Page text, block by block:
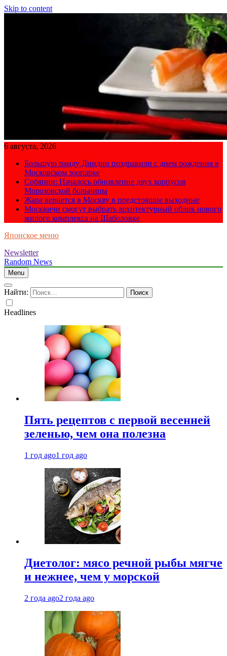
Skip to content
6 августа, 2026
Большую панду Диндин поздравили с днем рождения в
Московском зоопарке
Собянин: Началось обновление двух корпусов
Морозовской больницы
Жара вернется в Москву в предстоящие выходные
Москвичи смогут выбрать архитектурный облик нового
жилого комплекса на Шаболовке
Японское меню
Newsletter
Random News
Menu
Найти:
Headlines
Пять рецептов с первой весенней
зеленью, чем она полезна
1 год ago1 год ago
Диетолог: мясо речной рыбы мягче
и нежнее, чем у морской
2 года ago2 года ago